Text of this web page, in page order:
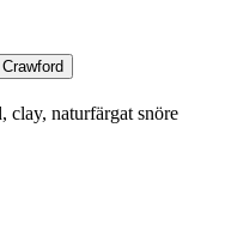
naturfärgat snöre